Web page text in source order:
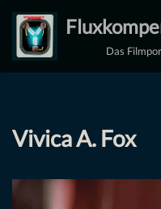
Zum
Inhalt
Das
Vivica A. Fox